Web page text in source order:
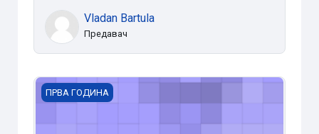
Vladan Bartula
Предавач
Историја хришћанске Цркве 2
ПРВА ГОДИНА